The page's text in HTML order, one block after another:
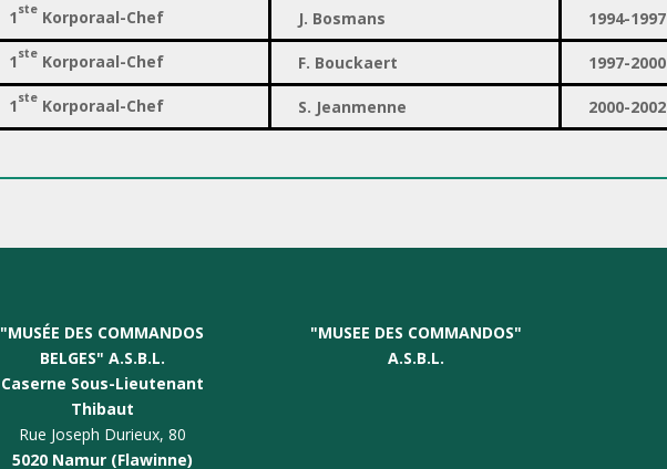
1 ste Korporaal-Chef J. Bosmans 1994-1997
1 ste Korporaal-Chef F. Bouckaert 1997-2000
1 ste Korporaal-Chef S. Jeanmenne 2000-2002
"MUSÉE DES COMMANDOS
BELGES" A.S.B.L.
Caserne Sous-Lieutenant
Thibaut
Rue Joseph Durieux, 80
5020 Namur (Flawinne)
"MUSEE DES COMMANDOS"
A.S.B.L.